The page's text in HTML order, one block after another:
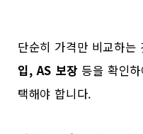
단순히 가격만 비교하는
입, AS 보장 등을 확인
택해야 합니다.